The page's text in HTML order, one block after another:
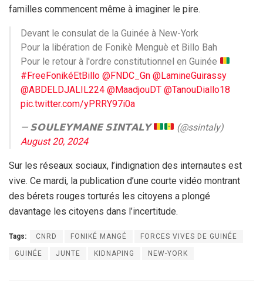
familles commencent même à imaginer le pire.
Devant le consulat de la Guinée à New-York
Pour la libération de Fonikè Menguè et Billo Bah
Pour le retour à l'ordre constitutionnel en Guinée
#FreeFonikéEtBillo @FNDC_Gn @LamineGuirassy
@ABDELDJALIL224 @MaadjouDT @TanouDiallo18
pic.twitter.com/yPRRY97i0a
— 𝗦𝗢𝗨𝗟𝗘𝗬𝗠𝗔𝗡𝗘 𝗦𝗜𝗡𝗧𝗔𝗟𝗬
(@ssintaly)
August 20, 2024
Sur les réseaux sociaux, l’indignation des internautes est
vive. Ce mardi, la publication d’une courte vidéo montrant
des bérets rouges torturés les citoyens a plongé
davantage les citoyens dans l’incertitude.
Tags: CNRD FONIKÉ MANGÉ FORCES VIVES DE GUINÉE
GUINÉE JUNTE KIDNAPING NEW-YORK